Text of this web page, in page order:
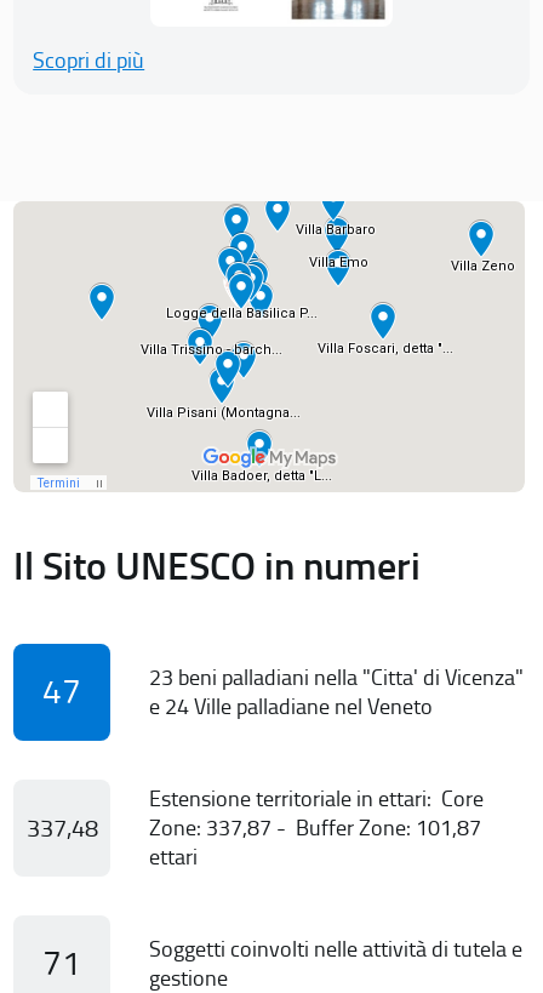
Scopri di più
Il Sito UNESCO in numeri
47
23 beni palladiani nella "Citta' di Vicenza"
e 24 Ville palladiane nel Veneto
337,48
Estensione territoriale in ettari: Core
Zone: 337,87 - Buffer Zone: 101,87
ettari
71
Soggetti coinvolti nelle attività di tutela e
gestione